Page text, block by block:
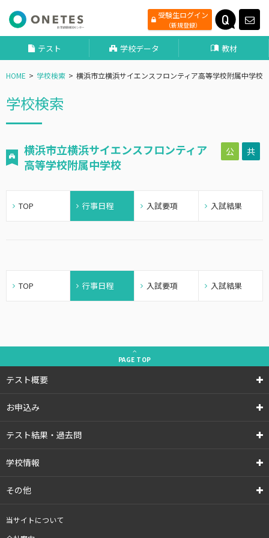
受験生ログイン
（新規登録）
テスト 学校データ 教材
HOME 学校検索 横浜市立横浜サイエンスフロンティア高等学校附属中学校
学校検索
横浜市立横浜サイエンスフロンティア
高等学校附属中学校
公 共
TOP 行事日程 入試要項 入試結果
TOP 行事日程 入試要項 入試結果
PAGE TOP
テスト概要
お申込み
テスト結果・過去問
学校情報
その他
当サイトについて